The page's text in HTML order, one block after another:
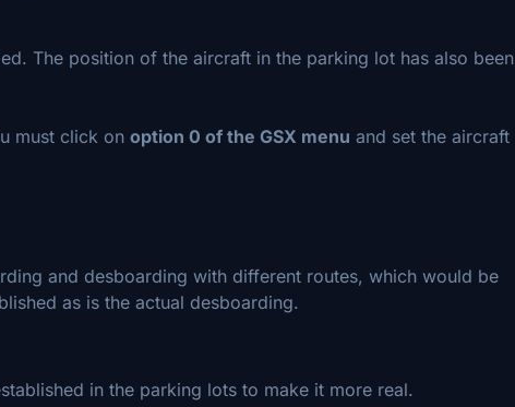
The position of the aircraft in the parking lot has also been
must click on option 0 of the GSX menu and set the aircraft
and desboarding with different routes, which would be
as is the actual desboarding.
in the parking lots to make it more real.